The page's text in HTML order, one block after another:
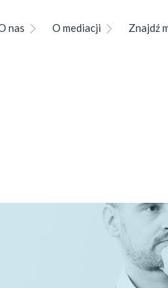
nas O mediacji Znajdź